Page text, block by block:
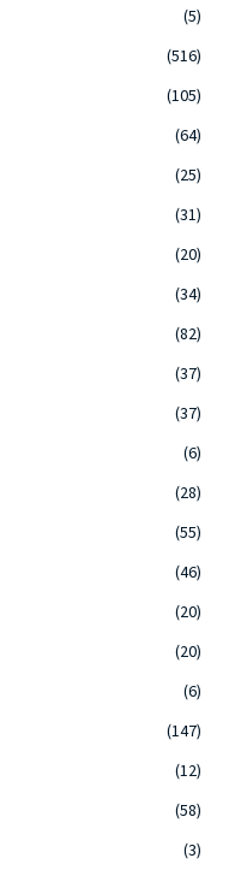
(5)
(516)
(105)
(64)
(25)
(31)
(20)
(34)
(82)
(37)
(37)
(6)
(28)
(55)
(46)
(20)
(20)
(6)
(147)
(12)
(58)
(3)